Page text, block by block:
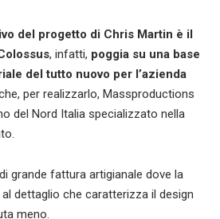
del progetto di Chris Martin è il
, infatti, poggia su una base
del tutto nuovo per l’azienda
per realizzarlo, Massproductions
del Nord Italia specializzato nella
grande fattura artigianale dove la
dettaglio che caratterizza il design
meno.